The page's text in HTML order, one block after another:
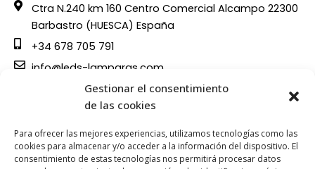
Gestionar el consentimiento
de las cookies
Para ofrecer las mejores experiencias, utilizamos tecnologías como las
cookies para almacenar y/o acceder a la información del dispositivo. El
consentimiento de estas tecnologías nos permitirá procesar datos
Ctra N.240 km 160 Centro Comercial Alcampo 22300
Barbastro (HUESCA) España
+34 678 705 791
info@leds-lamparas.com
Tienda
Contacto